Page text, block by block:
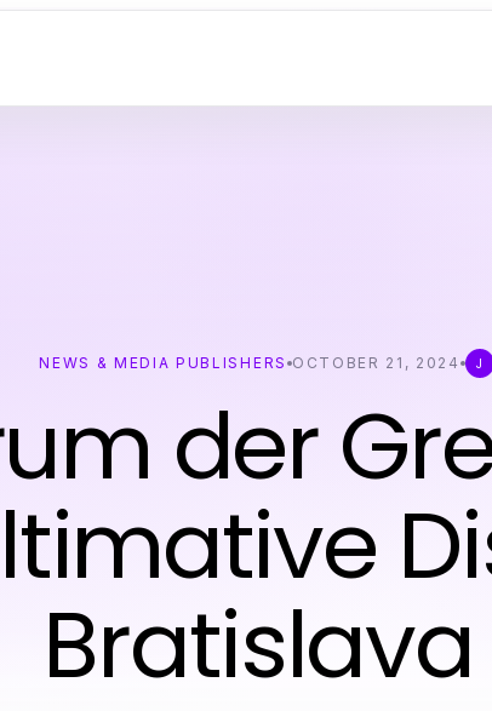
NEWS & MEDIA PUBLISHERS OCTOBER 21, 2024 J
der